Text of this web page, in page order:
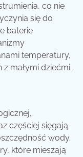
co nie
się do
baterie
temperatury,
małymi dziećmi.
częściej sięgają
wody.
które mieszają